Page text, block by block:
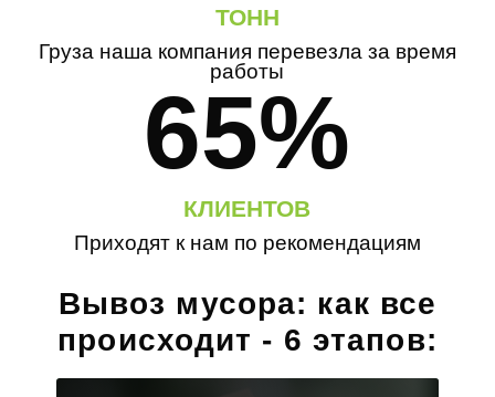
ТОНН
Груза наша компания перевезла за время
работы
65%
КЛИЕНТОВ
Приходят к нам по рекомендациям
Вывоз мусора: как все
происходит - 6 этапов: